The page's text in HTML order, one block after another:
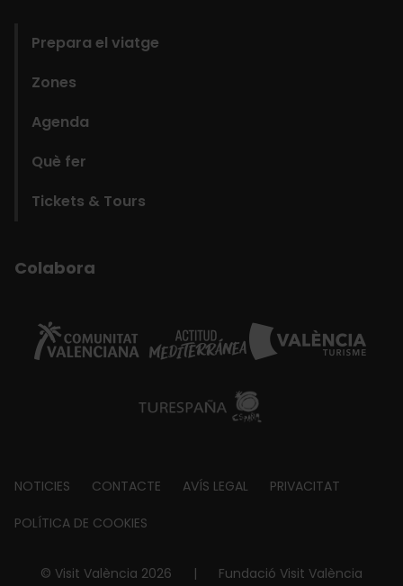
Prepara el viatge
Zones
Agenda
Què fer
Tickets & Tours
Colabora
Footer
about
NOTICIES CONTACTE AVÍS LEGAL PRIVACITAT
POLÍTICA DE COOKIES
© Visit València 2026 | Fundació Visit València